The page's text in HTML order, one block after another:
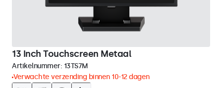
13 Inch Touchscreen Metaal
Artikelnummer: 13TS7M
Verwachte verzending binnen 10-12 dagen